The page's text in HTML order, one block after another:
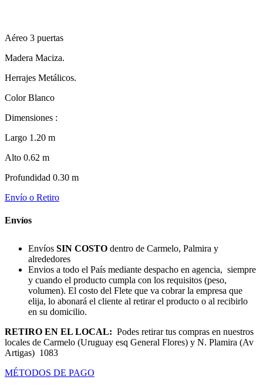
Aéreo 3 puertas
Madera Maciza.
Herrajes Metálicos.
Color Blanco
Dimensiones :
Largo 1.20 m
Alto 0.62 m
Profundidad 0.30 m
Envío o Retiro
Envíos
Envíos SIN COSTO dentro de Carmelo, Palmira y
alrededores
Envios a todo el País mediante despacho en agencia, siempre
y cuando el producto cumpla con los requisitos (peso,
volumen). El costo del Flete que va cobrar la empresa que
elija, lo abonará el cliente al retirar el producto o al recibirlo
en su domicilio.
RETIRO EN EL LOCAL: Podes retirar tus compras en nuestros
locales de Carmelo (Uruguay esq General Flores) y N. Plamira (Av
Artigas) 1083
MÉTODOS DE PAGO